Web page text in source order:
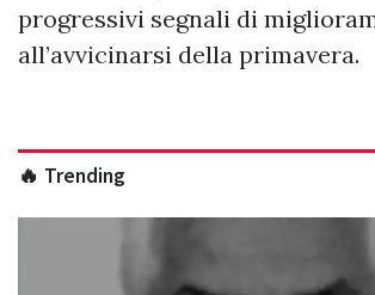
progressivi segnali di
all’avvicinarsi della primavera.
🔥 Trending